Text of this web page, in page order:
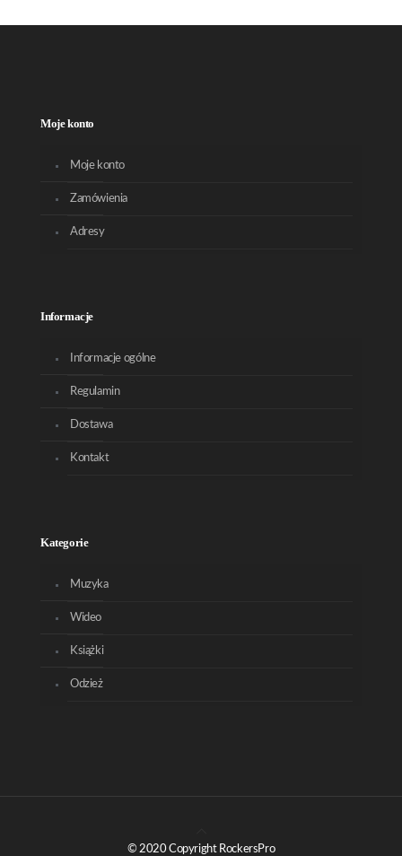
Moje konto
Moje konto
Zamówienia
Adresy
Informacje
Informacje ogólne
Regulamin
Dostawa
Kontakt
Kategorie
Muzyka
Wideo
Książki
Odzież
© 2020 Copyright RockersPro